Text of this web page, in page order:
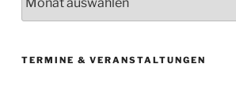
Beiträge
TERMINE & VERANSTALTUNGEN